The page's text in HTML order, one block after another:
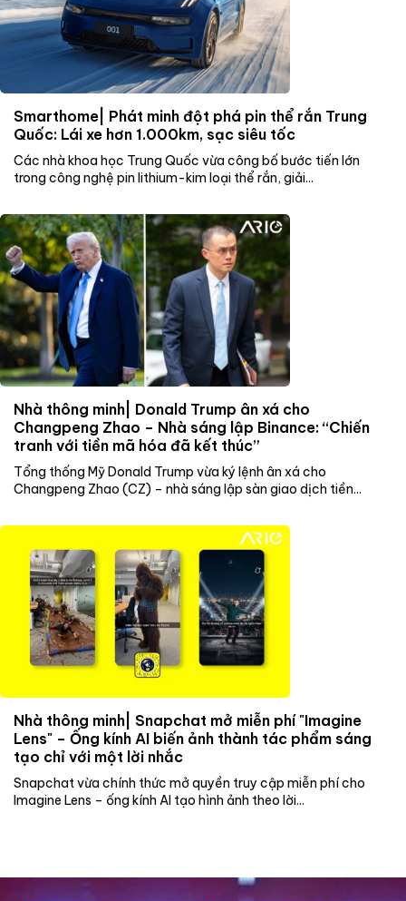
Smarthome| Phát minh đột phá pin thể rắn Trung
Quốc: Lái xe hơn 1.000km, sạc siêu tốc
Các nhà khoa học Trung Quốc vừa công bố bước tiến lớn
trong công nghệ pin lithium-kim loại thể rắn, giải...
Nhà thông minh| Donald Trump ân xá cho
Changpeng Zhao – Nhà sáng lập Binance: “Chiến
tranh với tiền mã hóa đã kết thúc”
Tổng thống Mỹ Donald Trump vừa ký lệnh ân xá cho
Changpeng Zhao (CZ) – nhà sáng lập sàn giao dịch tiền...
Nhà thông minh| Snapchat mở miễn phí "Imagine
Lens" – Ống kính AI biến ảnh thành tác phẩm sáng
tạo chỉ với một lời nhắc
Snapchat vừa chính thức mở quyền truy cập miễn phí cho
Imagine Lens – ống kính AI tạo hình ảnh theo lời...